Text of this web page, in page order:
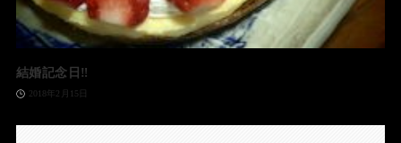
結婚記念日‼️
2018年2月15日